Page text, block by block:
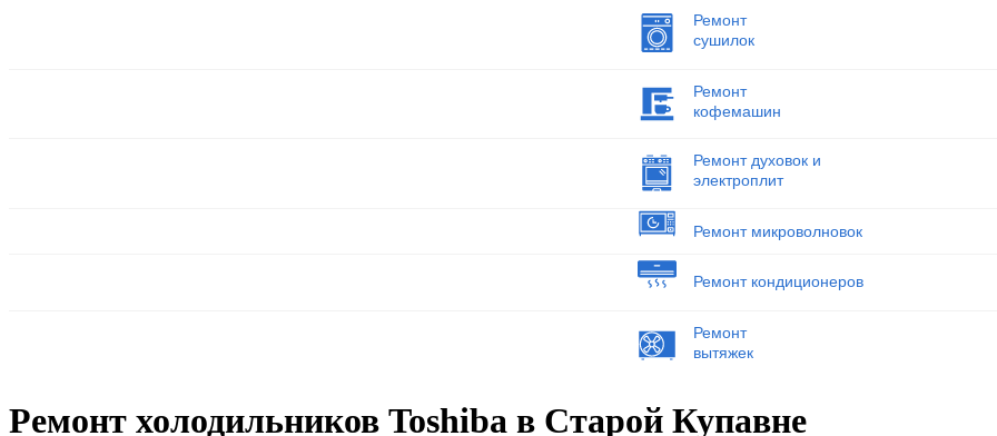
Ремонт
сушилок
Ремонт
кофемашин
Ремонт духовок и
электроплит
Ремонт микроволновок
Ремонт кондиционеров
Ремонт
вытяжек
Ремонт холодильников Toshiba в Старой Купавне